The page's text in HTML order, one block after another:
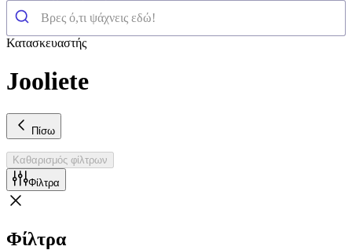
Κατασκευαστής
Jooliete
Πίσω
Καθαρισμός φίλτρων
Φίλτρα
Φίλτρα